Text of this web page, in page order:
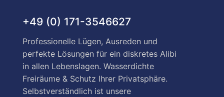
+49 (0) 171-3546627
Professionelle Lügen, Ausreden und
perfekte Lösungen für ein diskretes Alibi
in allen Lebenslagen. Wasserdichte
Freiräume & Schutz Ihrer Privatsphäre.
Selbstverständlich ist unsere